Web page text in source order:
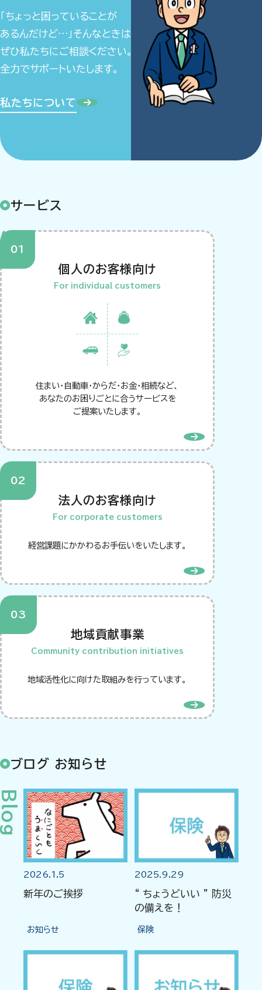
「ちょっと困っていることが
あるんだけど…」そんなときは
ぜひ私たちにご相談ください。
全力でサポートいたします。
私たちについて
サービス
Service 個人のお客様向け
For individual customers
住まい・自動車・からだ・お金・相続など、
あなたのお困りごとに合うサービスを
ご提案いたします。
法人のお客様向け
For corporate customers
経営課題にかかわるお手伝いをいたします。
地域貢献事業
Community contribution initiatives
地域活性化に向けた取組みを行っています。
ブログ お知らせ
Blog
2026.1.5
新年のご挨拶
お知らせ
2025.9.29
“ ちょうどいい ” 防災
の備えを！
保険